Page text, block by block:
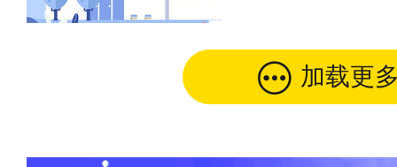
加载更